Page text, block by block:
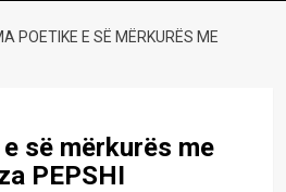
POETIKE E SË MËRKURËS ME
së mërkurës me
PEPSHI